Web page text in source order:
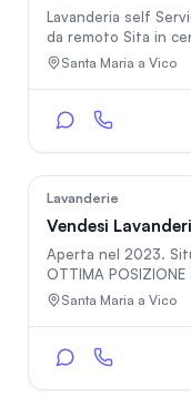
Lavanderia self
da remoto Sita in
Santa Maria a Vico
Lavanderie
Vendesi
Aperta nel 2023.
OTTIMA
poca concorrenza
Santa Maria a Vico